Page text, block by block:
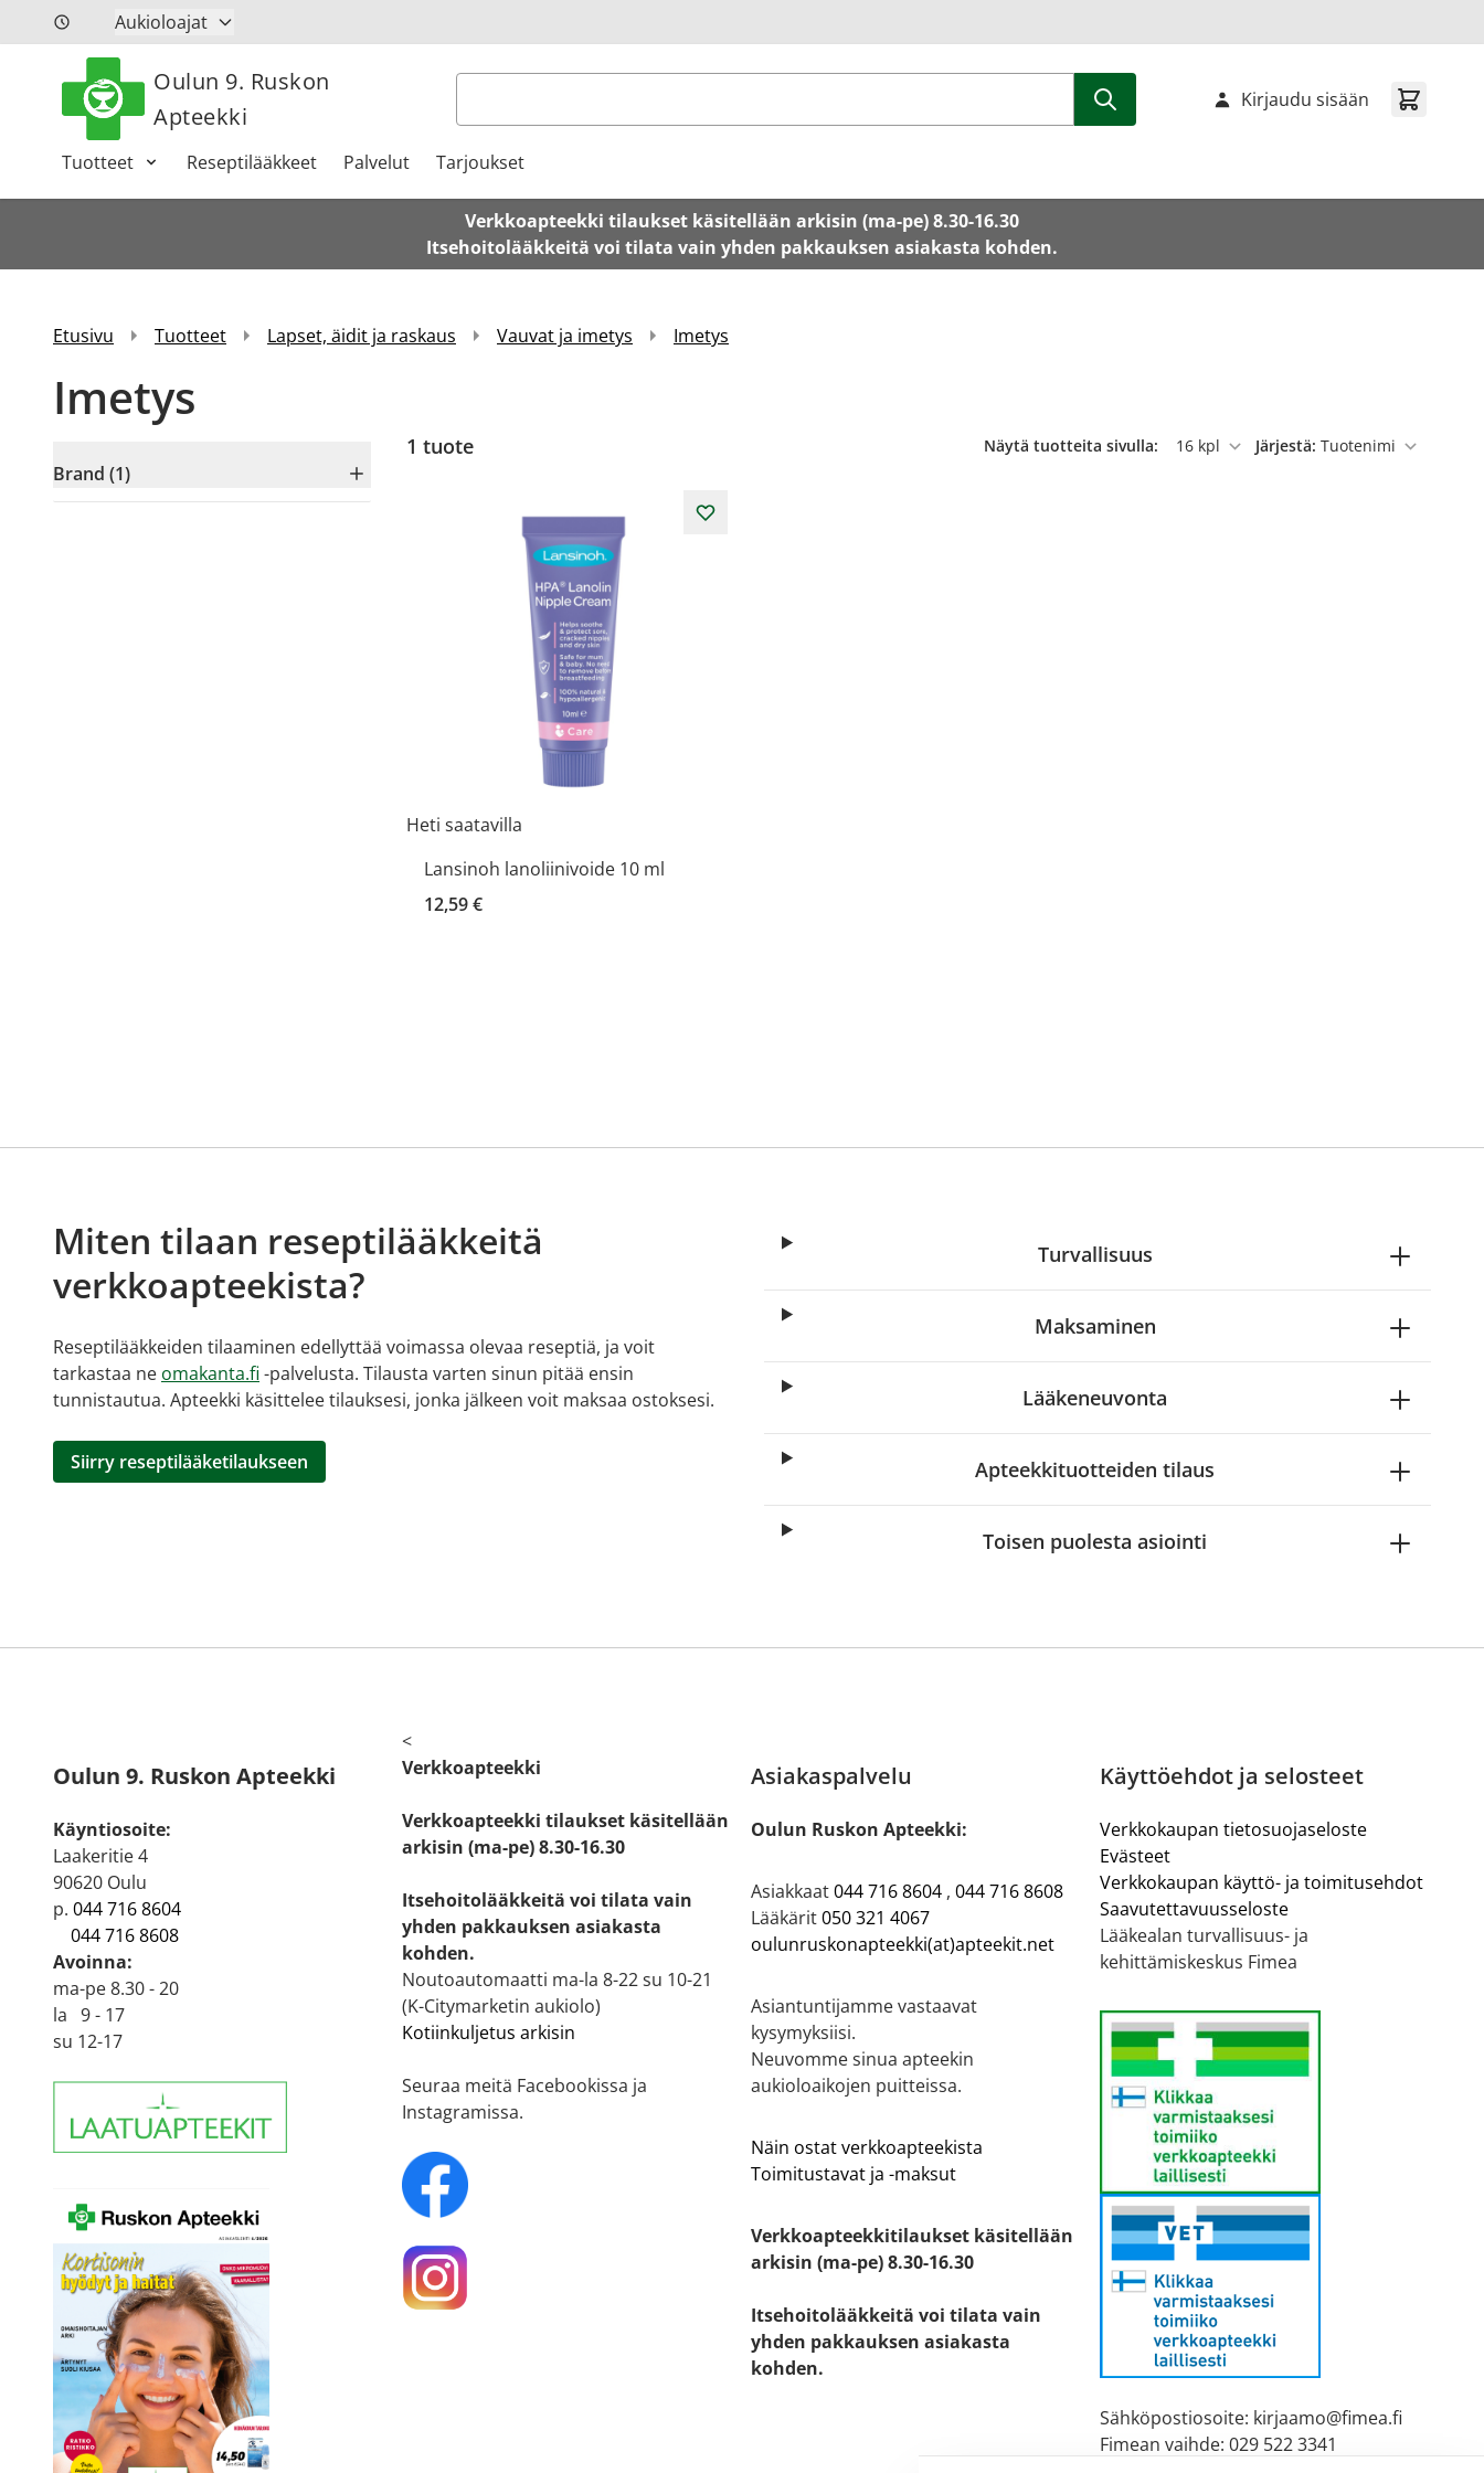
Siirry sisältöönAukioloajat
Oulun 9. Ruskon
Apteekki
Haku
Tuotteet Reseptilääkkeet Palvelut Tarjoukset
Kirjaudu sisään
Verkkoapteekki tilaukset käsitellään arkisin (ma-pe) 8.30-16.30
Itsehoitolääkkeitä voi tilata vain yhden pakkauksen asiakasta kohden.
Etusivu Tuotteet Lapset, äidit ja raskaus Vauvat ja imetys Imetys
Imetys
Brand (1)
1 tuote Näytä tuotteita sivulla:
per sivu
Järjestä:
Heti saatavilla
Lansinoh lanoliinivoide 10 ml
12,59 €
Miten tilaan reseptilääkkeitä
verkkoapteekista?
Reseptilääkkeiden tilaaminen edellyttää voimassa olevaa reseptiä, ja voit
tarkastaa ne omakanta.fi -palvelusta. Tilausta varten sinun pitää ensin
tunnistautua. Apteekki käsittelee tilauksesi, jonka jälkeen voit maksaa ostoksesi.
Siirry reseptilääketilaukseen
Turvallisuus
Maksaminen
Lääkeneuvonta
Apteekkituotteiden tilaus
Toisen puolesta asiointi
Oulun 9. Ruskon Apteekki
Käyntiosoite:
Laakeritie 4
90620 Oulu
p. 044 716 8604
044 716 8608
Avoinna:
ma-pe 8.30 - 20
la 9 - 17
su 12-17
<
Verkkoapteekki
Verkkoapteekki tilaukset käsitellään
arkisin (ma-pe) 8.30-16.30
Itsehoitolääkkeitä voi tilata vain
yhden pakkauksen asiakasta
kohden.
Noutoautomaatti ma-la 8-22 su 10-21
(K-Citymarketin aukiolo)
Kotiinkuljetus arkisin
Seuraa meitä Facebookissa ja
Instagramissa.
Asiakaspalvelu
Oulun Ruskon Apteekki:
Asiakkaat044 716 8604 , 044 716 8608
Lääkärit050 321 4067
oulunruskonapteekki(at)apteekit.net
Asiantuntijamme vastaavat
kysymyksiisi.
Neuvomme sinua apteekin
aukioloaikojen puitteissa.
Näin ostat verkkoapteekista
Toimitustavat ja -maksut
Verkkoapteekkitilaukset käsitellään
arkisin (ma-pe) 8.30-16.30
Itsehoitolääkkeitä voi tilata vain
yhden pakkauksen asiakasta
kohden.
Käyttöehdot ja selosteet
Verkkokaupan tietosuojaseloste
Evästeet
Verkkokaupan käyttö- ja toimitusehdot
Saavutettavuusseloste
Lääkealan turvallisuus- ja
kehittämiskeskus Fimea
Sähköpostiosoite: kirjaamo@fimea.fi
Fimean vaihde: 029 522 3341